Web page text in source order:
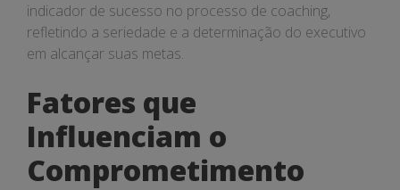
indicador de sucesso no processo de coaching,
refletindo a seriedade e a determinação do executivo
em alcançar suas metas.
Fatores que
Influenciam o
Comprometimento